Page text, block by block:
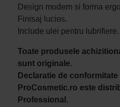
Design modern si forma
Finisaj lucios.
Include ulei pentru lubrifiere.
Toate produsele
sunt originale.
Declaratie de
ProCosmetic.ro este
Professional.